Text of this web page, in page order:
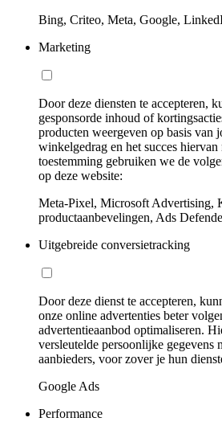
Bing, Criteo, Meta, Google,
Marketing
Door deze diensten te accepteren,
gesponsorde inhoud of
producten weergeven op basis van
winkelgedrag en het succes
toestemming gebruiken we de
op deze website:
Meta-Pixel, Microsoft Advertising,
productaanbevelingen, Ads
Uitgebreide conversietracking
Door deze dienst te accepteren,
onze online advertenties beter
advertentieaanbod optimaliseren.
versleutelde persoonlijke gegevens
aanbieders, voor zover je hun
Google Ads
Performance